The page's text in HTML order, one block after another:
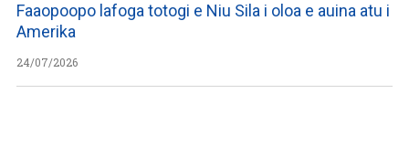
Faaopoopo lafoga totogi e Niu Sila i oloa e auina atu i
Amerika
24/07/2026